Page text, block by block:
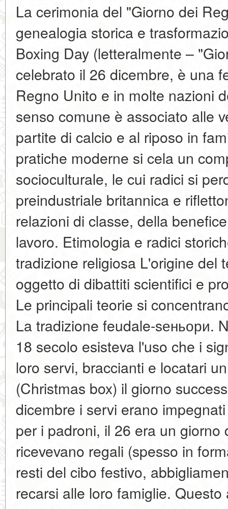
La cerimonia del "Giorno dei
genealogia storica e
Boxing Day (letteralmente –
celebrato il 26 dicembre, è una
Regno Unito e in molte nazioni
senso comune è associato alle
partite di calcio e al riposo in
pratiche moderne si cela un
socioculturale, le cui radici si
preindustriale britannica e
relazioni di classe, della
lavoro. Etimologia e radici
tradizione religiosa L'origine del
oggetto di dibattiti scientifici e
Le principali teorie si
La tradizione feudale-sеньори.
18 secolo esisteva l'uso che i
loro servi, braccianti e locatari
(Christmas box) il giorno
dicembre i servi erano
per i padroni, il 26 era un
ricevevano regali (spesso in
resti del cibo festivo,
recarsi alle loro famiglie.